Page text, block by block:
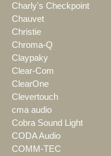
Charly's Checkpoint
Chauvet
Christie
Chroma-Q
Claypaky
Clear-Com
ClearOne
Clevertouch
cma audio
Cobra Sound Light
CODA Audio
COMM-TEC